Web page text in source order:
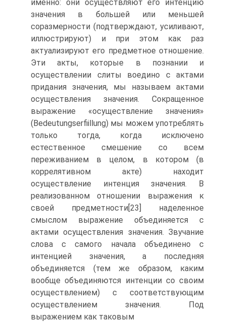
именно: они осуществляют его интенцию
значения в большей или меньшей
соразмерности (подтверждают, усиливают,
иллюстрируют) и при этом как раз
актуализируют его предметное отношение.
Эти акты, которые в познании и
осуществлении слиты воедино с актами
придания значения, мы называем актами
осуществления значения. Сокращенное
выражение «осуществление значения»
(Bedeutungserfiillung) мы можем употреблять
только тогда, когда исключено
естественное смешение со всем
переживанием в целом, в котором (в
коррелятивном акте) находит
осуществление интенция значения. В
реализованном отношении выражения к
своей предметности[23] наделенное
смыслом выражение объединяется с
актами осуществления значения. Звучание
слова с самого начала объединено с
интенцией значения, а последняя
объединяется (тем же образом, каким
вообще объединяются интенции со своим
осуществлением) с соответствующим
осуществлением значения. Под
выражением как таковым